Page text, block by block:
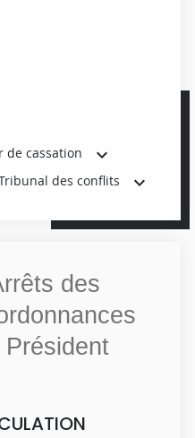
de cassation
des conflits
des